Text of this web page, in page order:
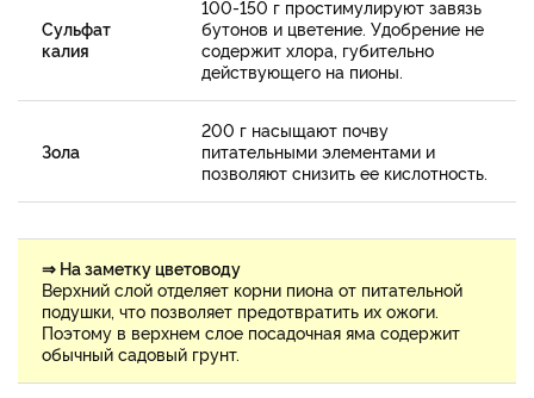
Сульфат
калия
100-150 г простимулируют завязь
бутонов и цветение. Удобрение не
содержит хлора, губительно
действующего на пионы.
Зола
200 г насыщают почву
питательными элементами и
позволяют снизить ее кислотность.
⇒ На заметку цветоводу
Верхний слой отделяет корни пиона от питательной
подушки, что позволяет предотвратить их ожоги.
Поэтому в верхнем слое посадочная яма содержит
обычный садовый грунт.